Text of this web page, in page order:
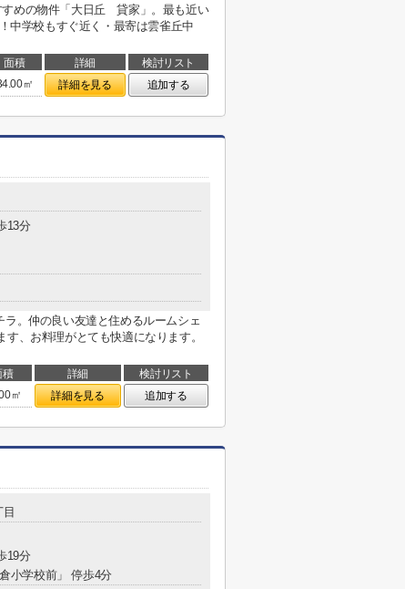
めの物件「大日丘 貸家」。最も近い
中学校もすぐ近く・最寄は雲雀丘中
面積 詳細
検討リスト
㎡ 詳細を見る 追加する
13分
。仲の良い友達と住めるルームシェ
、お料理がとても快適になります。
積 詳細
検討リスト
㎡ 詳細を見る 追加する
19分
小学校前」 停歩4分